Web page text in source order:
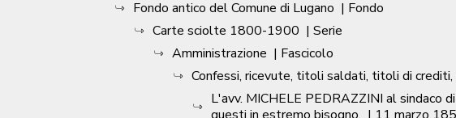
Fondo antico del Comune di Lugano | Fondo
Carte sciolte 1800-1900 | Serie
Amministrazione | Fascicolo
Confessi, ricevute, titoli saldati, titoli di
L'avv. MICHELE PEDRAZZINI al sindaco